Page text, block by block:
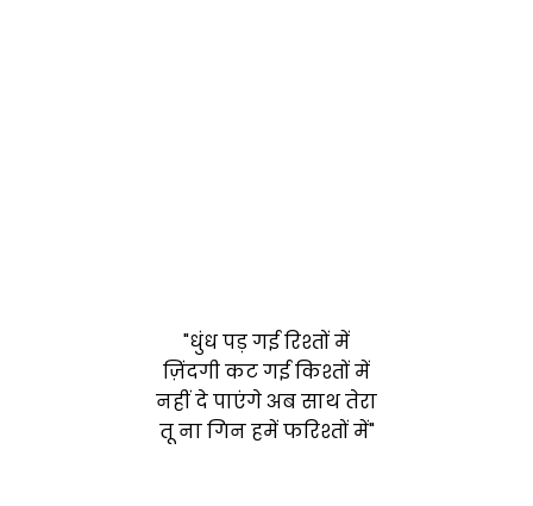
"धुंध पड़ गई रिश्तों में
ज़िंदगी कट गई किश्तों में
नहीं दे पाएंगे अब साथ तेरा
तू ना गिन हमें फरिश्तों में"